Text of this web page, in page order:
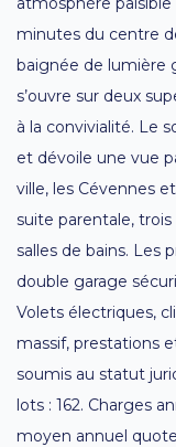
minutes du centre
baignée de lumière
s’ouvre sur deux
à la convivialité. Le
et dévoile une vue
ville, les Cévennes
suite parentale,
salles de bains. Les
double garage
Volets électriques,
massif, prestations
soumis au statut
lots : 162. Charges
moyen annuel